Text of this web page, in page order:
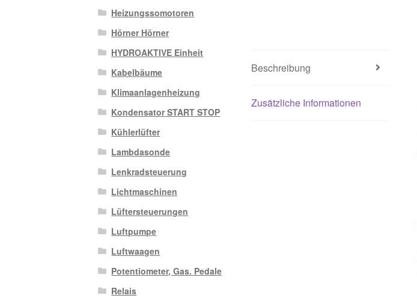
Beschreibung
Zusätzliche Informationen
Heizungssomotoren
Hörner Hörner
HYDROAKTIVE Einheit
Kabelbäume
Klimaanlagenheizung
Kondensator START STOP
Kühlerlüfter
Lambdasonde
Lenkradsteuerung
Lichtmaschinen
Lüftersteuerungen
Luftpumpe
Luftwaagen
Potentiometer, Gas. Pedale
Relais